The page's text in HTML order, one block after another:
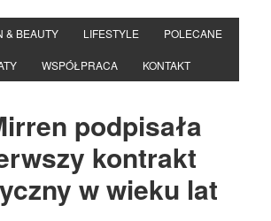
& BEAUTY LIFESTYLE POLECANE
WSPÓŁPRACA KONTAKT
podpisała
kontrakt
w wieku lat